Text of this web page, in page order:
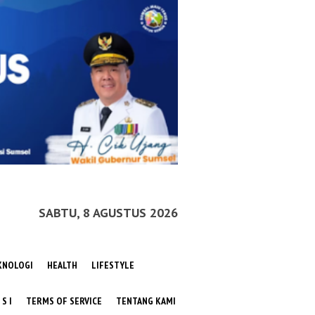
SABTU, 8 AGUSTUS 2026
HEALTH LIFESTYLE
S I TERMS OF SERVICE TENTANG KAMI